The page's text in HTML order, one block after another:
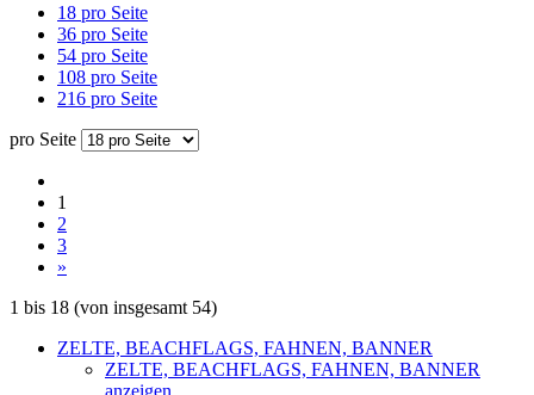
18 pro Seite
36 pro Seite
54 pro Seite
108 pro Seite
216 pro Seite
pro Seite
1
2
3
»
1 bis 18 (von insgesamt 54)
ZELTE, BEACHFLAGS, FAHNEN, BANNER
ZELTE, BEACHFLAGS, FAHNEN, BANNER
anzeigen